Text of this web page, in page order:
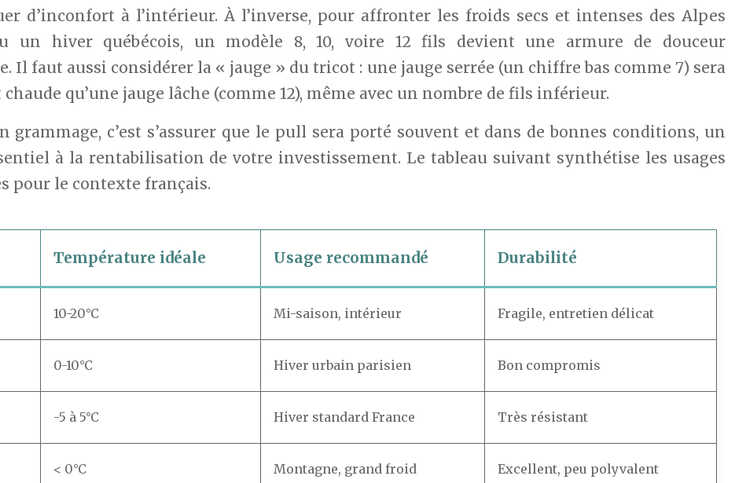
d’inconfort à l’intérieur. À l’inverse, pour affronter les froids secs et intenses des Alpes
un hiver québécois, un modèle 8, 10, voire 12 fils devient une armure de douceur
Il faut aussi considérer la « jauge » du tricot : une jauge serrée (un chiffre bas comme 7) sera
qu’une jauge lâche (comme 12), même avec un nombre de fils inférieur.
grammage, c’est s’assurer que le pull sera porté souvent et dans de bonnes conditions, un
à la rentabilisation de votre investissement. Le tableau suivant synthétise les usages
pour le contexte français.
Température idéale Usage recommandé Durabilité
10-20°C Mi-saison, intérieur Fragile, entretien délicat
0-10°C Hiver urbain parisien Bon compromis
-5 à 5°C Hiver standard France Très résistant
< 0°C Montagne, grand froid Excellent, peu polyvalent